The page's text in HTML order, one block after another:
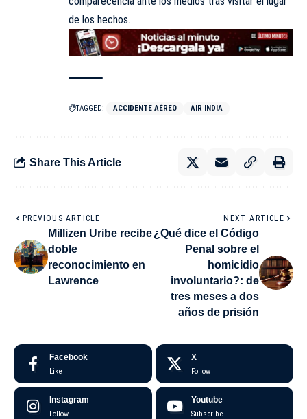
de los hechos.
TAGGED: ACCIDENTE AÉREO AIR INDIA
Share This Article
PREVIOUS ARTICLE
Millizen Uribe recibe
doble
reconocimiento en
Lawrence
NEXT ARTICLE
¿Qué dice el Código
Penal sobre el
homicidio
involuntario?: de
tres meses a dos
años de prisión
Facebook
Like
X
Follow
Instagram
Follow
Youtube
Subscribe